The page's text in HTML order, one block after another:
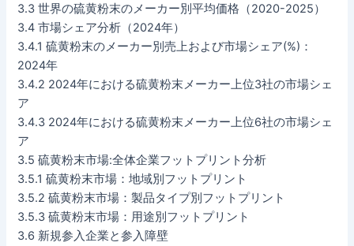
3.3 世界の硫黄粉末のメーカー別平均価格（2020-2025）
3.4 市場シェア分析（2024年）
3.4.1 硫黄粉末のメーカー別売上および市場シェア(%)：
2024年
3.4.2 2024年における硫黄粉末メーカー上位3社の市場シェ
ア
3.4.3 2024年における硫黄粉末メーカー上位6社の市場シェ
ア
3.5 硫黄粉末市場:全体企業フットプリント分析
3.5.1 硫黄粉末市場：地域別フットプリント
3.5.2 硫黄粉末市場：製品タイプ別フットプリント
3.5.3 硫黄粉末市場：用途別フットプリント
3.6 新規参入企業と参入障壁